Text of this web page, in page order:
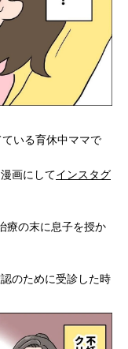
いる育休中ママで
画にしてインスタグ
療の末に息子を授か
のために受診した時